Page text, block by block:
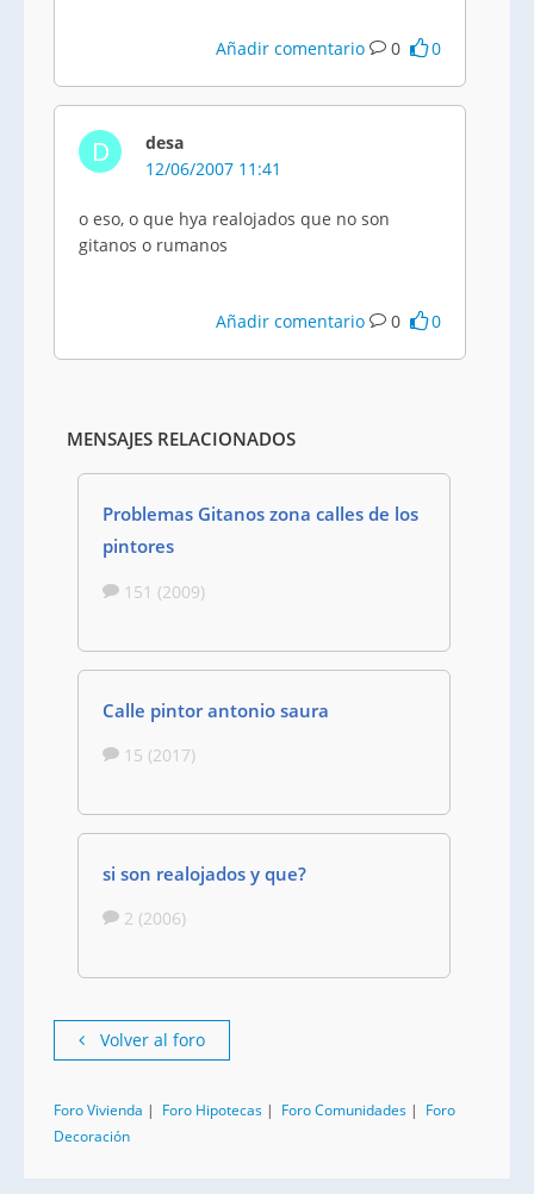
Añadir comentario 0 0
D
desa
12/06/2007 11:41
o eso, o que hya realojados que no son
gitanos o rumanos
Añadir comentario 0 0
MENSAJES RELACIONADOS
Problemas Gitanos zona calles de los
pintores
151 (2009)
Calle pintor antonio saura
15 (2017)
si son realojados y que?
2 (2006)
Volver al foro
Foro Vivienda | Foro Hipotecas | Foro Comunidades | Foro
Decoración